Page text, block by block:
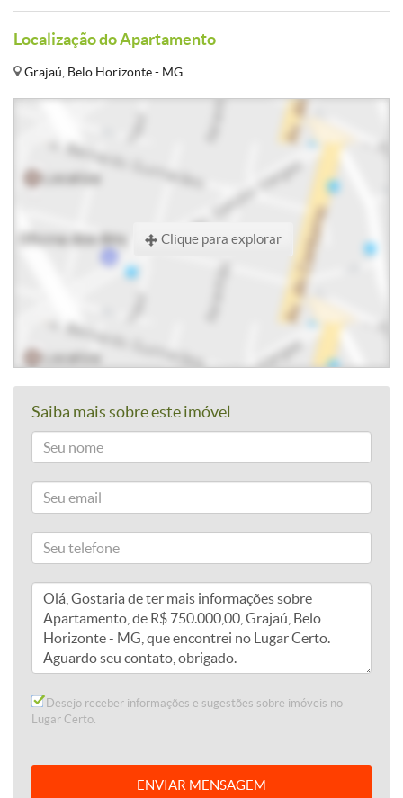
Localização do Apartamento
Grajaú, Belo Horizonte - MG
Clique para explorar
Saiba mais sobre este imóvel
Desejo receber informações e sugestões sobre imóveis no
Lugar Certo.
ENVIAR MENSAGEM